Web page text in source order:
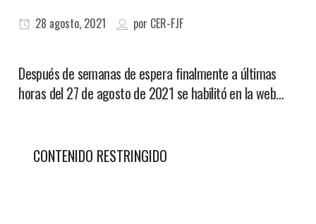
28 agosto, 2021 por CER-FJF
Después de semanas de espera finalmente a últimas
horas del 27 de agosto de 2021 se habilitó en la web…
CONTENIDO RESTRINGIDO